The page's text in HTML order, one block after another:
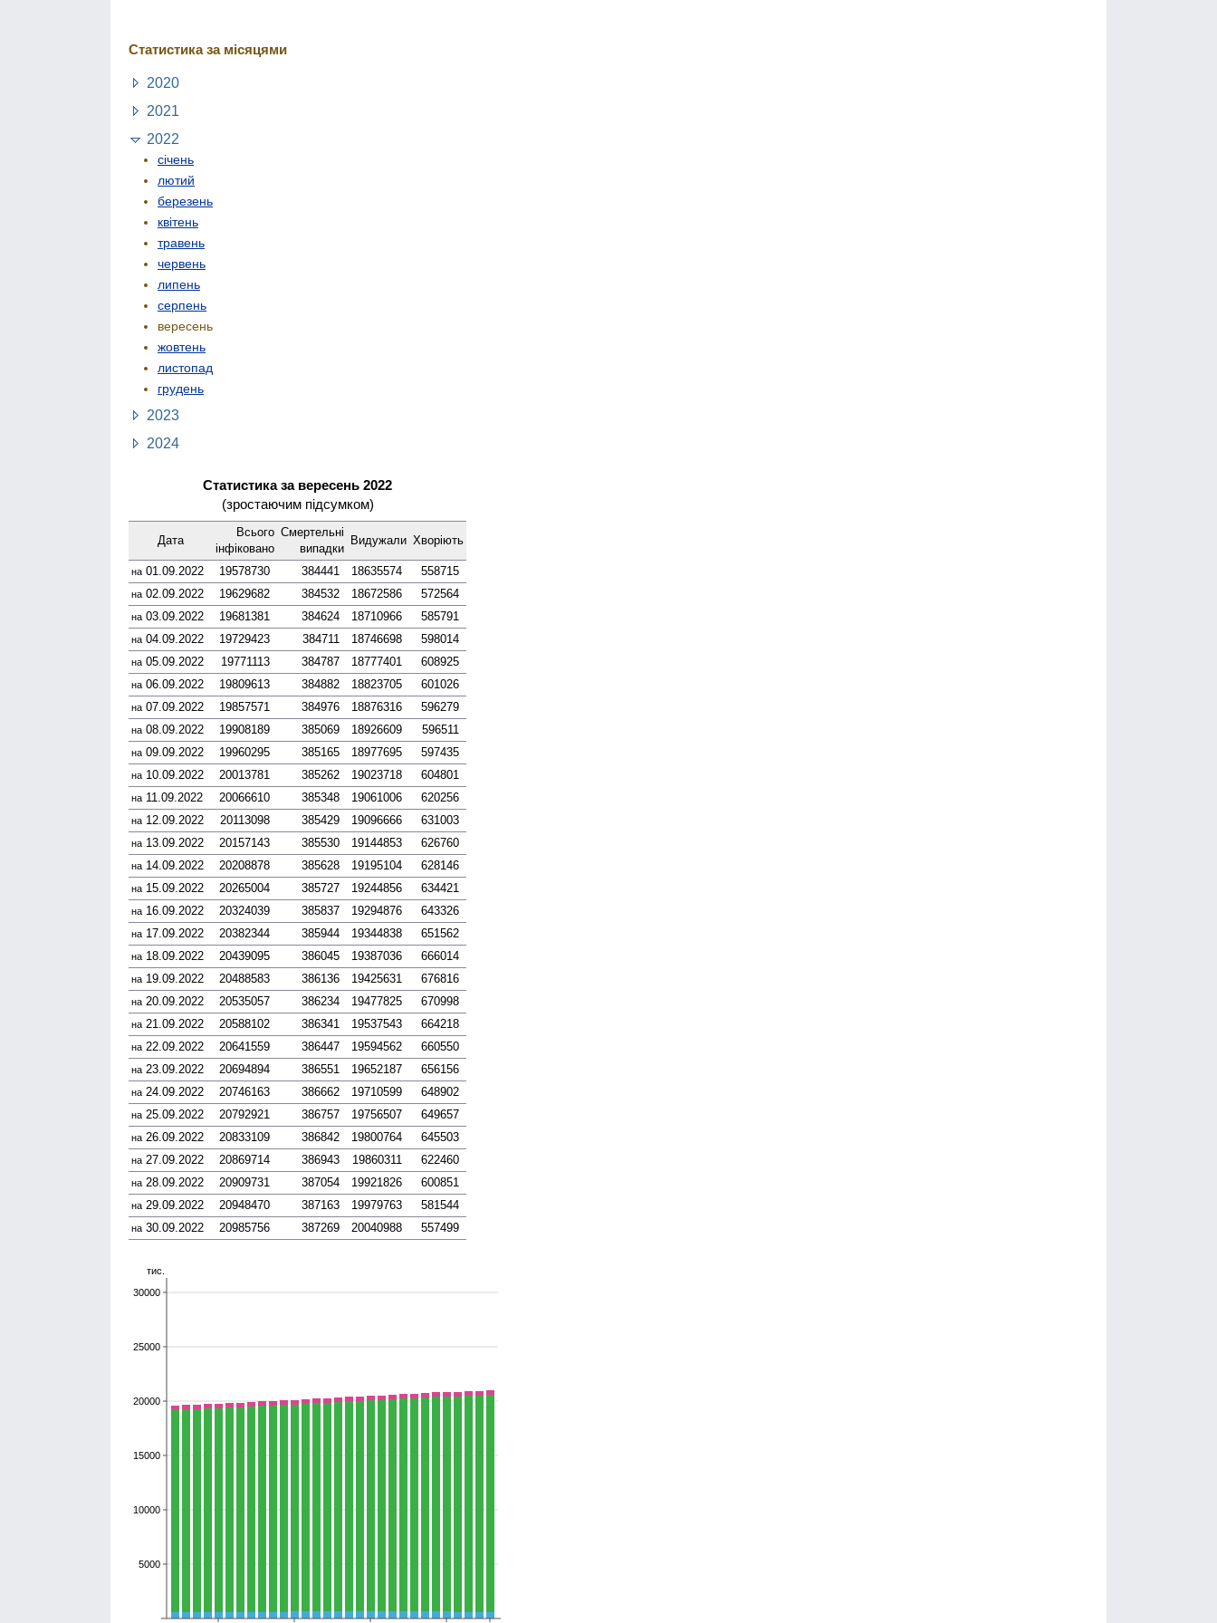
Статистика за місяцями
2020
2021
2022
січень
лютий
березень
квітень
травень
червень
липень
серпень
вересень
жовтень
листопад
грудень
2023
2024
Статистика за вересень 2022
(зростаючим підсумком)
Дата
Всього
інфі­ковано
Смер­тельні
випадки
Виду­жали Хворіють
на 01.09.2022 19578730 384441 18635574 558715
на 02.09.2022 19629682 384532 18672586 572564
на 03.09.2022 19681381 384624 18710966 585791
на 04.09.2022 19729423 384711 18746698 598014
на 05.09.2022 19771113 384787 18777401 608925
на 06.09.2022 19809613 384882 18823705 601026
на 07.09.2022 19857571 384976 18876316 596279
на 08.09.2022 19908189 385069 18926609 596511
на 09.09.2022 19960295 385165 18977695 597435
на 10.09.2022 20013781 385262 19023718 604801
на 11.09.2022 20066610 385348 19061006 620256
на 12.09.2022 20113098 385429 19096666 631003
на 13.09.2022 20157143 385530 19144853 626760
на 14.09.2022 20208878 385628 19195104 628146
на 15.09.2022 20265004 385727 19244856 634421
на 16.09.2022 20324039 385837 19294876 643326
на 17.09.2022 20382344 385944 19344838 651562
на 18.09.2022 20439095 386045 19387036 666014
на 19.09.2022 20488583 386136 19425631 676816
на 20.09.2022 20535057 386234 19477825 670998
на 21.09.2022 20588102 386341 19537543 664218
на 22.09.2022 20641559 386447 19594562 660550
на 23.09.2022 20694894 386551 19652187 656156
на 24.09.2022 20746163 386662 19710599 648902
на 25.09.2022 20792921 386757 19756507 649657
на 26.09.2022 20833109 386842 19800764 645503
на 27.09.2022 20869714 386943 19860311 622460
на 28.09.2022 20909731 387054 19921826 600851
на 29.09.2022 20948470 387163 19979763 581544
на 30.09.2022 20985756 387269 20040988 557499
5000
10000
15000
20000
25000
30000
тис.